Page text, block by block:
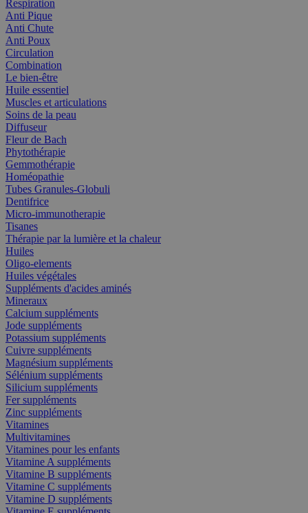
Respiration
Anti Pique
Anti Chute
Anti Poux
Circulation
Combination
Le bien-être
Huile essentiel
Muscles et articulations
Soins de la peau
Diffuseur
Fleur de Bach
Phytothérapie
Gemmothérapie
Homéopathie
Tubes Granules-Globuli
Dentifrice
Micro-immunotherapie
Tisanes
Thérapie par la lumière et la chaleur
Huiles
Oligo-elements
Huiles végétales
Suppléments d'acides aminés
Mineraux
Calcium suppléments
Jode suppléments
Potassium suppléments
Cuivre suppléments
Magnésium suppléments
Sélénium suppléments
Silicium suppléments
Fer suppléments
Zinc suppléments
Vitamines
Multivitamines
Vitamines pour les enfants
Vitamine A suppléments
Vitamine B suppléments
Vitamine C suppléments
Vitamine D suppléments